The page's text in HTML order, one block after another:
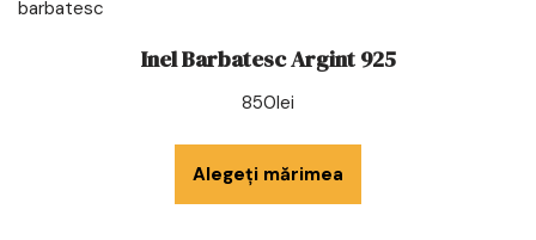
Inel Barbatesc Argint 925
850lei
Alegeți mărimea